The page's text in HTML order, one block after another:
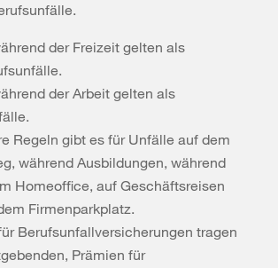
der Freizeit gelten als
der Arbeit gelten als
Regeln gibt es für Unfälle auf dem
während Ausbildungen, während
Homeoffice, auf Geschäftsreisen
Firmenparkplatz.
Berufsunfallversicherungen tragen
Prämien für